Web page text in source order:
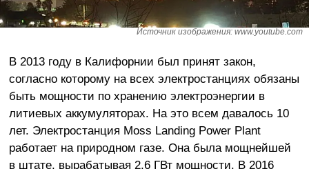
Источник изображения: www.youtube.com
В 2013 году в Калифорнии был принят закон,
согласно которому на всех электростанциях обязаны
быть мощности по хранению электроэнергии в
литиевых аккумуляторах. На это всем давалось 10
лет. Электростанция Moss Landing Power Plant
работает на природном газе. Она была мощнейшей
в штате, вырабатывая 2,6 ГВт мощности. В 2016